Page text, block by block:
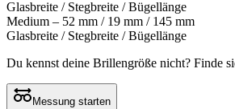
Glasbreite / Stegbreite / Bügellänge
Medium – 52 mm / 19 mm / 145 mm
Glasbreite / Stegbreite / Bügellänge
Du kennst deine Brillengröße nicht? Finde
Messung starten